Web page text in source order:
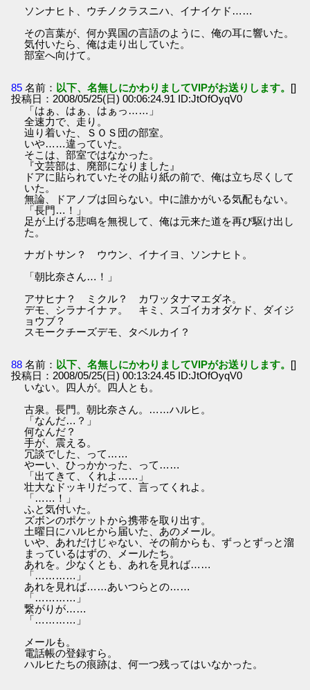
ソンナヒト、ウチノクラスニハ、イナイケド……
その言葉が、何か異国の言語のように、俺の耳に響いた。
気付いたら、俺は走り出していた。
部室へ向けて。
85 名前： 以下、名無しにかわりましてVIPがお送りします。 []
投稿日：2008/05/25(日) 00:06:24.91 ID:JtOfOyqV0
「はぁ、はぁ、はぁっ……」
全速力で、走り。
辿り着いた、ＳＯＳ団の部室。
いや……違っていた。
そこは、部室ではなかった。
『文芸部は、廃部になりました』
ドアに貼られていたその貼り紙の前で、俺は立ち尽くして
いた。
無論、ドアノブは回らない。中に誰かがいる気配もない。
「長門…！」
足が上げる悲鳴を無視して、俺は元来た道を再び駆け出し
た。
ナガトサン？ ウウン、イナイヨ、ソンナヒト。
「朝比奈さん…！」
アサヒナ？ ミクル？ カワッタナマエダネ。
デモ、シラナイナァ。 キミ、スゴイカオダケド、ダイジ
ョウブ？
スモークチーズデモ、タベルカイ？
88 名前： 以下、名無しにかわりましてVIPがお送りします。 []
投稿日：2008/05/25(日) 00:13:24.45 ID:JtOfOyqV0
いない。四人が。四人とも。
古泉。長門。朝比奈さん。……ハルヒ。
「なんだ…？」
何なんだ？
手が、震える。
冗談でした、って……
やーい、ひっかかった、って……
「出てきて、くれよ……」
壮大なドッキリだって、言ってくれよ。
「……！」
ふと気付いた。
ズボンのポケットから携帯を取り出す。
土曜日にハルヒから届いた、あのメール。
いや、あれだけじゃない、その前からも、ずっとずっと溜
まっているはずの、メールたち。
あれを。少なくとも、あれを見れば……
「…………」
あれを見れば……あいつらとの……
「…………」
繋がりが……
「…………」
メールも。
電話帳の登録すら。
ハルヒたちの痕跡は、何一つ残ってはいなかった。